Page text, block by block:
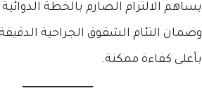
يساهم الالتزام الصارم بالخطة الدوائية
وضمان التئام الشقوق الجراحية
بأعلى كفاءة ممكنة.